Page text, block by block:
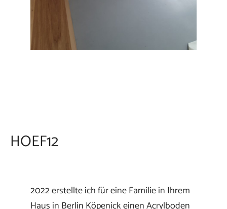
HOEF12
2022 erstellte ich für eine Familie in Ihrem
Haus in Berlin Köpenick einen Acrylboden